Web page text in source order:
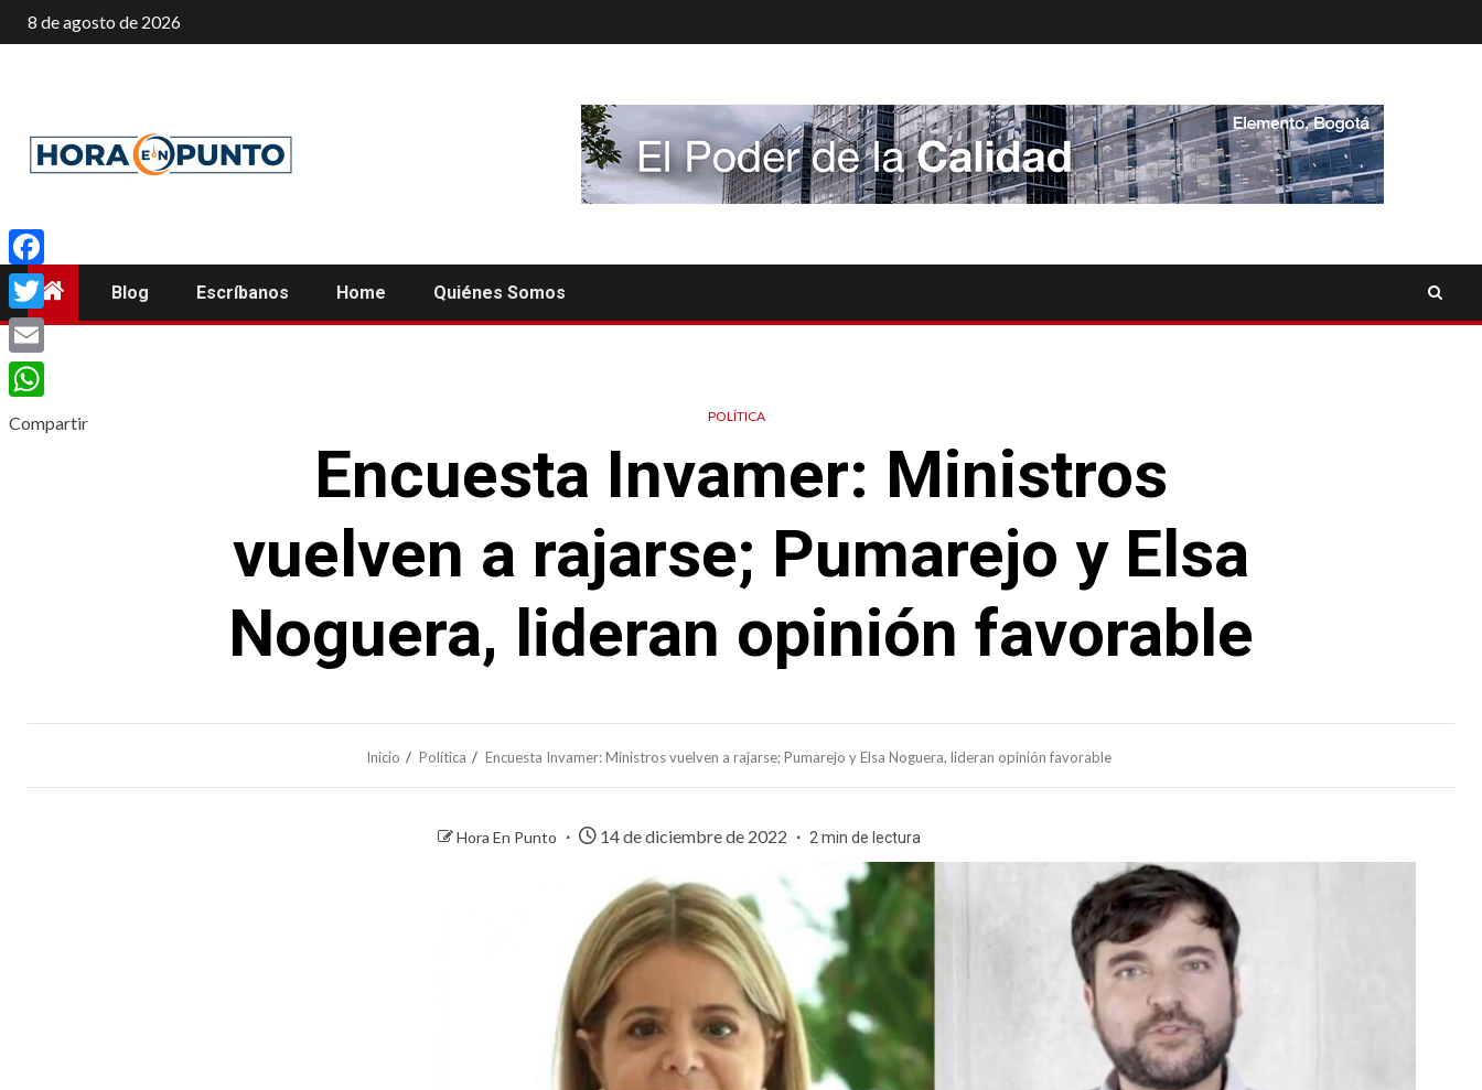
Saltar
al
8 de agosto de 2026
Blog Escríbanos Home Quiénes Somos
POLÍTICA
Encuesta Invamer: Ministros
vuelven a rajarse; Pumarejo y Elsa
Noguera, lideran opinión favorable
Inicio Política Encuesta Invamer: Ministros vuelven a rajarse; Pumarejo y Elsa Noguera, lideran opinión favorable
Hora En Punto 14 de diciembre de 2022 2 min de lectura
Facebook
Twitter
Email
WhatsApp
Compartir